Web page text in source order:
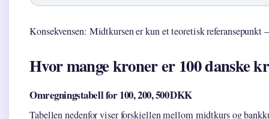
Konsekvensen: Midtkursen er kun et teoretisk
Hvor mange kroner er 100 danske
Omregningstabell for 100, 200, 500 DKK
Tabellen nedenfor viser forskjellen mellom midtkurs og